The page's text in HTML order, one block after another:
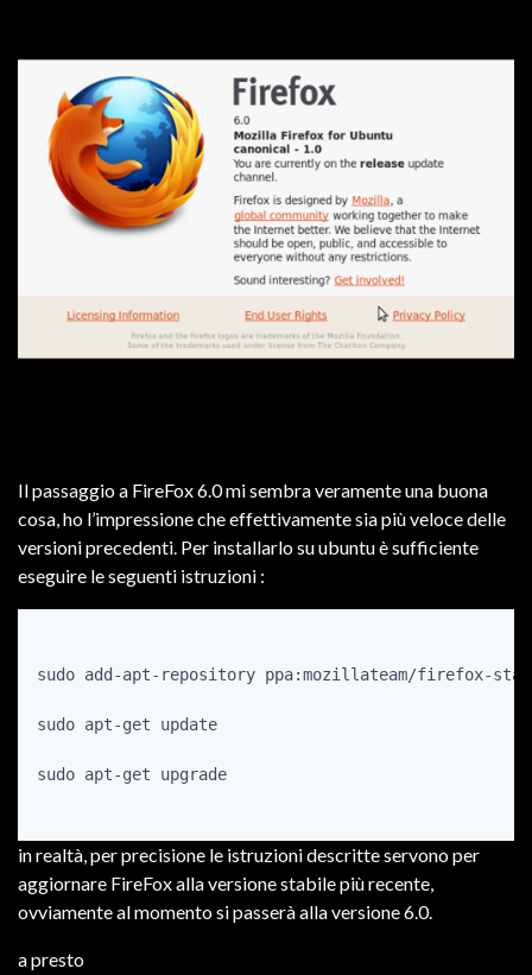
Il passaggio a FireFox 6.0 mi sembra veramente una buona
cosa, ho l’impressione che effettivamente sia più veloce delle
versioni precedenti. Per installarlo su ubuntu è sufficiente
eseguire le seguenti istruzioni :
sudo add-apt-repository ppa:mozillateam/firefox-
sudo apt-get update
sudo apt-get upgrade
in realtà, per precisione le istruzioni descritte servono per
aggiornare FireFox alla versione stabile più recente,
ovviamente al momento si passerà alla versione 6.0.
a presto